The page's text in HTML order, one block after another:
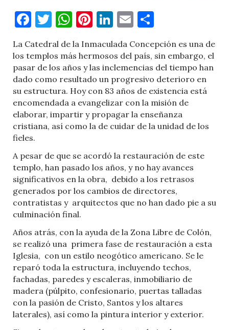
Facebook
Twitter
WhatsApp
Pinterest
LinkedIn
Email
La Catedral de la Inmaculada Concepción es una de
los templos más hermosos del país, sin embargo, el
pasar de los años y las inclemencias del tiempo han
dado como resultado un progresivo deterioro en
su estructura. Hoy con 83 años de existencia está
encomendada a evangelizar con la misión de
elaborar, impartir y propagar la enseñanza
cristiana, así como la de cuidar de la unidad de los
fieles.
A pesar de que se acordó la restauración de este
templo, han pasado los años, y no hay avances
significativos en la obra, debido a los retrasos
generados por los cambios de directores,
contratistas y arquitectos que no han dado pie a su
culminación final.
Años atrás, con la ayuda de la Zona Libre de Colón,
se realizó una primera fase de restauración a esta
Iglesia, con un estilo neogótico americano. Se le
reparó toda la estructura, incluyendo techos,
fachadas, paredes y escaleras, inmobiliario de
madera (púlpito, confesionario, puertas talladas
con la pasión de Cristo, Santos y los altares
laterales), así como la pintura interior y exterior.